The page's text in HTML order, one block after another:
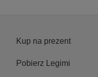
Kup na prezent
Pobierz Legimi